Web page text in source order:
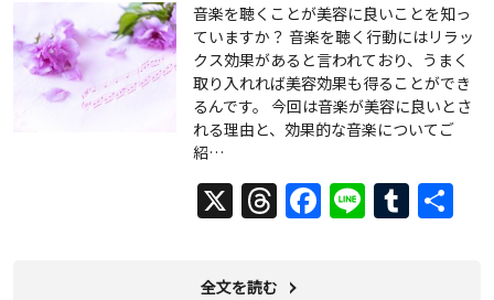
音楽を聴くことが美容に良いことを知っ
ていますか？ 音楽を聴く行動にはリラッ
クス効果があると言われており、うまく
取り入れれば美容効果も得ることができ
るんです。 今回は音楽が美容に良いとさ
れる理由と、効果的な音楽についてご
紹…
X Threads
Facebook
Line
全文を読む